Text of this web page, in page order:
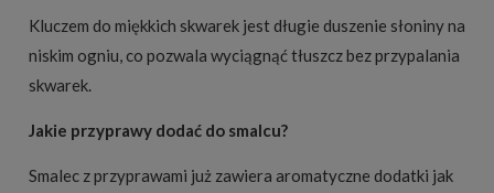
Kluczem do miękkich skwarek jest długie duszenie słoniny na
niskim ogniu, co pozwala wyciągnąć tłuszcz bez przypalania
skwarek.
Jakie przyprawy dodać do smalcu?
Smalec z przyprawami już zawiera aromatyczne dodatki jak